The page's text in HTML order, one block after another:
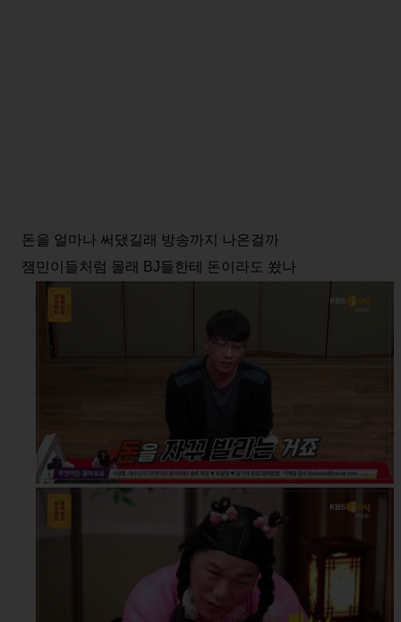
돈을 얼마나 써댔길래 방송까지 나온걸까
잼민이들처럼 몰래 BJ들한테 돈이라도 쐈나